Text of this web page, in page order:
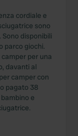
cordiale e
sono
Sono disponibili
parco giochi.
per una
davanti al
camper con
pagato 38
e